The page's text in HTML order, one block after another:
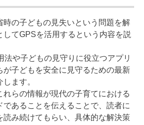
時の子どもの見失いという問題を解
してGPSを活用するという内容を説
法や子どもの見守りに役立つアプリ
が子どもを安全に見守るための最新
ます。
れらの情報が現代の子育てにおける
であることを伝えることで、読者に
読み続けてもらい、具体的な解決策